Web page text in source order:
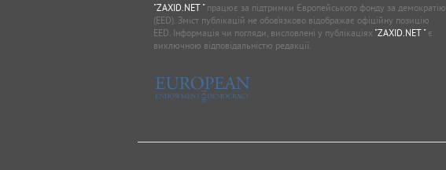
"ZAXID.NET "працює за підтримки Європейського фонду за демократію
(EED). Зміст публікацій не обов’язково відображає офіційну позицію
EED. Інформація чи погляди, висловлені у публікаціях "ZAXID.NET "є
виключною відповідальністю редакції.